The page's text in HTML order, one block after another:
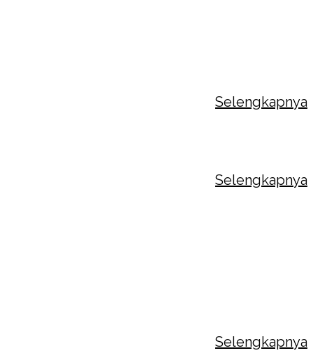
Selengkapnya
Selengkapnya
Selengkapnya